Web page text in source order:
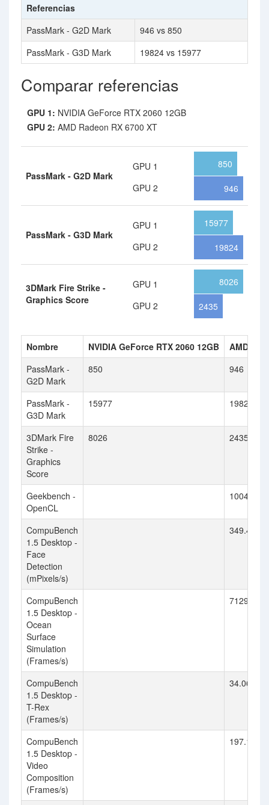
Referencias
PassMark - G2D Mark
946 vs 850
PassMark - G3D Mark
19824 vs 15977
Comparar referencias
GPU 1: NVIDIA GeForce RTX 2060 12GB
GPU 2: AMD Radeon RX 6700 XT
PassMark - G2D Mark
GPU 1
GPU 2
850
946
PassMark - G3D Mark
GPU 1
GPU 2
15977
19824
3DMark Fire Strike -
Graphics Score
GPU 1
GPU 2
8026
2435
Nombre NVIDIA GeForce RTX 2060 12GB
AMD
PassMark -
G2D Mark
850 946
PassMark -
G3D Mark
15977 19824
3DMark Fire
Strike -
Graphics
Score
8026 2435
Geekbench -
OpenCL
100473
CompuBench
1.5 Desktop -
Face
Detection
(mPixels/s)
349.422
CompuBench
1.5 Desktop -
Ocean
Surface
Simulation
(Frames/s)
7129.567
CompuBench
1.5 Desktop -
T-Rex
(Frames/s)
34.064
CompuBench
1.5 Desktop -
Video
Composition
(Frames/s)
197.183